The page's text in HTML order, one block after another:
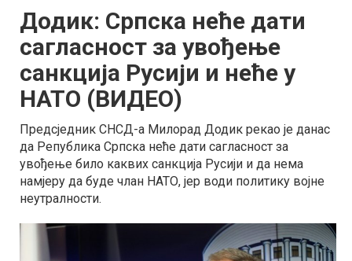
Додик: Српска неће дати
сагласност за увођење
санкција Русији и неће у
НАТО (ВИДЕО)
Предсједник СНСД-а Милорад Додик рекао је данас
да Република Српска неће дати сагласност за
увођење било каквих санкција Русији и да нема
намјеру да буде члан НАТО, јер води политику војне
неутралности.